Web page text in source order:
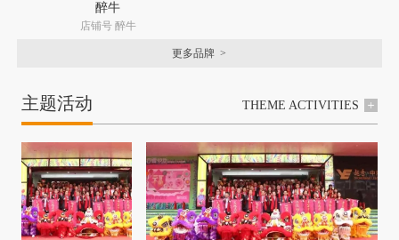
醉牛
店铺号 醉牛
更多品牌 >
THEME ACTIVITIES
主题活动